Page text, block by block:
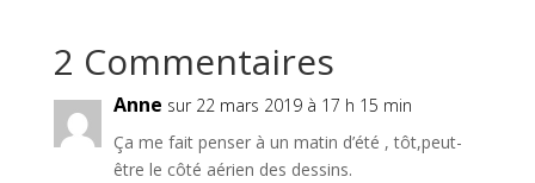
2 Commentaires
Anne sur 22 mars 2019 à 17 h 15 min
Ça me fait penser à un matin d’été , tôt,peut-
être le côté aérien des dessins.